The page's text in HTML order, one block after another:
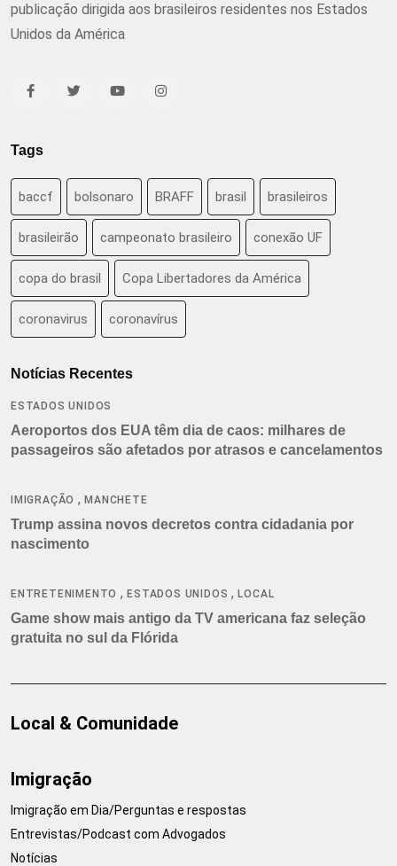
publicação dirigida aos brasileiros residentes nos Estados
Unidos da América
Tags
baccf bolsonaro BRAFF brasil brasileiros
brasileirão campeonato brasileiro conexão UF
copa do brasil Copa Libertadores da América
coronavirus coronavírus
Notícias Recentes
ESTADOS UNIDOS
Aeroportos dos EUA têm dia de caos: milhares de
passageiros são afetados por atrasos e cancelamentos
IMIGRAÇÃO ,MANCHETE
Trump assina novos decretos contra cidadania por
nascimento
ENTRETENIMENTO ,ESTADOS UNIDOS ,LOCAL
Game show mais antigo da TV americana faz seleção
gratuita no sul da Flórida
Local & Comunidade
Imigração
Imigração em Dia/Perguntas e respostas
Entrevistas/Podcast com Advogados
Notícias